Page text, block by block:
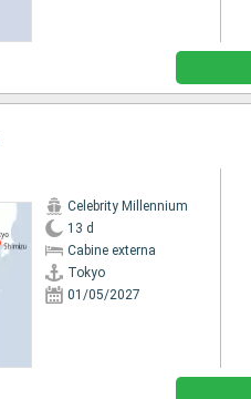
Celebrity Millennium
13 d
Cabine externa
Tokyo
01/05/2027